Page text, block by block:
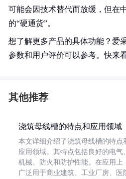
可能会因技术替代而放缓，但在
的“硬通货”。
想了解更多产品的具体功能？爱
参数和用户评价可以参考。快来
其他推荐
浇筑母线槽的特点和应用领域
本文详细介绍了浇筑母线槽的特点
应用领域。其特点包括良好的电气、
机械、防火和防护性能。在应用上
广泛用于商业建筑、工业厂房、医